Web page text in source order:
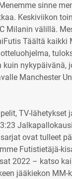
sinne
Keskiviikon
Milanin välillä.
Täältä
kuin nykypäivänä,
Manchester
TV-
ovat tulleet
Futistietäjä-
2022 – katso
jääkiekon